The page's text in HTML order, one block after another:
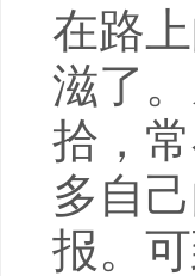
在路
滋了
拾，
多自
报。